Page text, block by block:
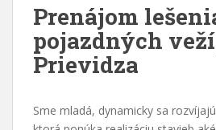
Prenájom
pojazdných
Prievidza
Sme mladá, dynamicky sa